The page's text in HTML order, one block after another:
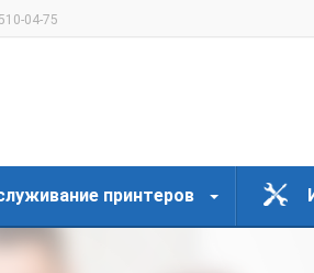
04-75
принтеров